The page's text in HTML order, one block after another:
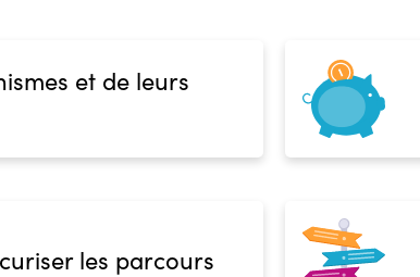
et de leurs
les parcours